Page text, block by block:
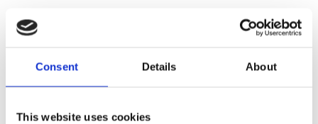
Consent Details About
This website uses cookies
Fazit
sogar schlimmer: Er ist alltäglich. Und genau deshalb funktioniert
und Verträge. Sie entsteht durch Gewohnheiten. Wie